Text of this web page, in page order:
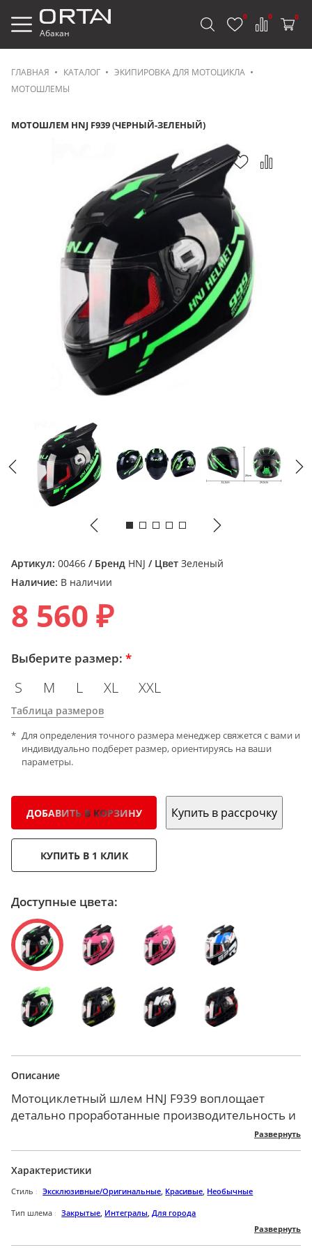
Абакан
0 0 0
ГЛАВНАЯ КАТАЛОГ
ЭКИПИРОВКА ДЛЯ МОТОЦИКЛА
МОТОШЛЕМЫ
МОТОШЛЕМ HNJ F939 (ЧЕРНЫЙ-ЗЕЛЕНЫЙ)
Артикул: 00466 / Бренд HNJ / Цвет Зеленый
Наличие: В наличии
8 560 ₽
Выберите размер: *
S M L XL XXL
Таблица размеров
Для определения точного размера менеджер свяжется с вами и
индивидуально подберет размер, ориентируясь на ваши
параметры.
ДОБАВИТЬ В КОРЗИНУ Купить в рассрочку
КУПИТЬ В 1 КЛИК
Доступные цвета:
Описание
Мотоциклетный шлем HNJ F939 воплощает
детально проработанные производительность и
креативный дизайн. Его облегченный профиль
подарит комфорт во время скоростного
модели изготовлена из высококачественного
плотного АБС-пластика, чьи свойства
обеспечивают максимальную ударопрочность и
Развернуть
Характеристики
Стиль Эксклюзивные/Оригинальные, Красивые, Необычные
Тип шлема Закрытые, Интегралы,Для города
Развернуть